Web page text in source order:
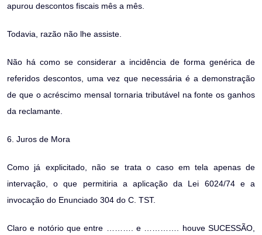
apurou descontos fiscais mês a mês.
Todavia, razão não lhe assiste.
Não há como se considerar a incidência de forma genérica de
referidos descontos, uma vez que necessária é a demonstração
de que o acréscimo mensal tornaria tributável na fonte os ganhos
da reclamante.
6. Juros de Mora
Como já explicitado, não se trata o caso em tela apenas de
intervação, o que permitiria a aplicação da Lei 6024/74 e a
invocação do Enunciado 304 do C. TST.
Claro e notório que entre ………. e …………. houve SUCESSÃO,